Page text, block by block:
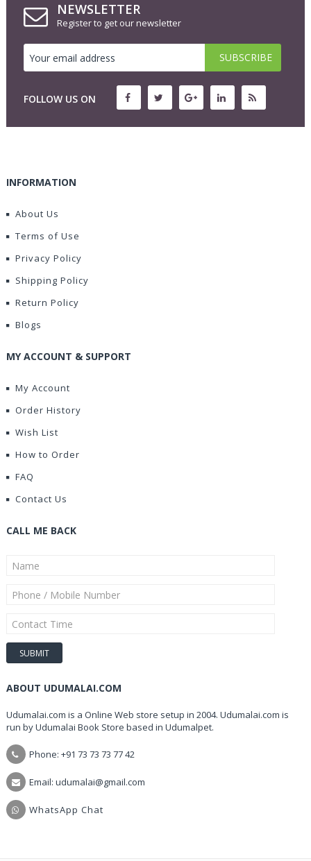
NEWSLETTER
Register to get our newsletter
FOLLOW US ON
INFORMATION
About Us
Terms of Use
Privacy Policy
Shipping Policy
Return Policy
Blogs
MY ACCOUNT & SUPPORT
My Account
Order History
Wish List
How to Order
FAQ
Contact Us
CALL ME BACK
ABOUT UDUMALAI.COM
Udumalai.com is a Online Web store setup in 2004. Udumalai.com is
run by Udumalai Book Store based in Udumalpet.
Phone: +91 73 73 73 77 42
Email: udumalai@gmail.com
WhatsApp Chat